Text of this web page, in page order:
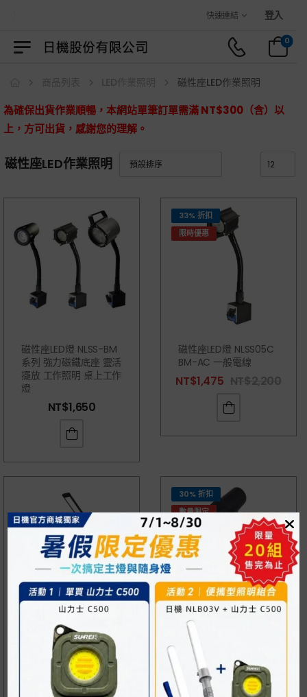
快速連結 登入
0
磁性座LED作業照明
為確保出貨作業順暢，本網站單筆訂單需滿 NT$300（含）以
上，方可出貨，感謝您的理解。
磁性座LED作業照明
磁性座LED燈 NLSS-BM
系列 強力磁鐵底座 靈活
擺放 工作照明 桌上工作
燈
NT$1,650
33% 折扣
限時優惠
磁性座LED燈 NLSS05C
BM-AC 一般電線
NT$1,475 NT$2,200
磁性座LED燈 NLUD-BM
系列 強力磁鐵底座 靈活
擺放 檢測燈 工作照明
NT$2,200
30% 折扣
數量限定
磁性座LED燈 NLSS03B
M/BM4-AC(COB) 強
力磁鐵底座 特價出清 數
量有限
NT$1,150 NT$1,650